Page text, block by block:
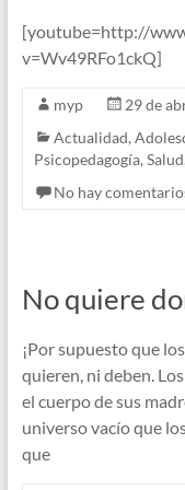
[youtube=http://
v=Wv49RFo1ckQ]
myp
29 de
Actualidad,
Psicopedagogía, Salud
No hay
No quiere
¡Por supuesto que
quieren, ni deben.
el cuerpo de sus
universo vacío que
que